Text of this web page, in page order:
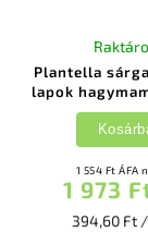
Plantella
lapok
1 554 Ft ÁFA
1 973
394,60 Ft